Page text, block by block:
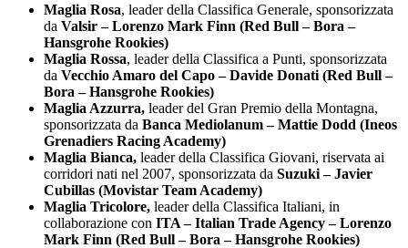
Maglia Rosa, leader della Classifica Generale, sponsorizzata
da Valsir –Lorenzo Mark Finn (Red Bull – Bora –
Hansgrohe Rookies)
Maglia Rossa, leader della Classifica a Punti, sponsorizzata
da Vecchio Amaro del Capo –Davide Donati (Red Bull –
Bora – Hansgrohe Rookies)
Maglia Azzurra, leader del Gran Premio della Montagna,
sponsorizzata da Banca Mediolanum – Mattie Dodd (Ineos
Grenadiers Racing Academy)
Maglia Bianca, leader della Classifica Giovani, riservata ai
corridori nati nel 2007, sponsorizzata da Suzuki – Javier
Cubillas (Movistar Team Academy)
Maglia Tricolore, leader della Classifica Italiani, in
collaborazione con ITA – Italian Trade Agency –Lorenzo
Mark Finn (Red Bull – Bora – Hansgrohe Rookies)